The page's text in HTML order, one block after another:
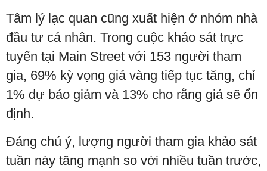
Tâm lý lạc quan cũng xuất hiện ở nhóm nhà
đầu tư cá nhân. Trong cuộc khảo sát trực
tuyến tại Main Street với 153 người tham
gia, 69% kỳ vọng giá vàng tiếp tục tăng, chỉ
1% dự báo giảm và 13% cho rằng giá sẽ ổn
định.
Đáng chú ý, lượng người tham gia khảo sát
tuần này tăng mạnh so với nhiều tuần trước,